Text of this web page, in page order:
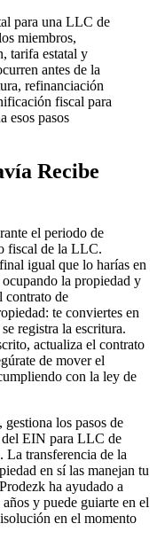
para una LLC de
miembros,
tarifa estatal y
antes de la
refinanciación
fiscal para
esos pasos
Recibe
el periodo de
fiscal de la LLC.
igual que lo harías en
la propiedad y
contrato de
te conviertes en
registra la escritura.
actualiza el contrato
de mover el
con la ley de
los pasos de
del EIN para LLC de
La transferencia de la
en sí las manejan tu
ha ayudado a
y puede guiarte en el
en el momento